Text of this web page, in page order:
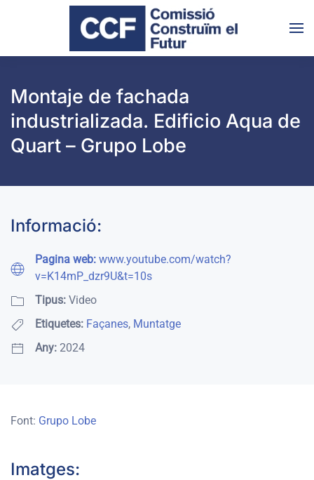
Skip to main content
Montaje de fachada
industrializada. Edificio Aqua de
Quart – Grupo Lobe
Informació:
Pagina web: www.youtube.com/watch?
v=K14mP_dzr9U&t=10s
Tipus: Video
Etiquetes: Façanes, Muntatge
Any: 2024
Font: Grupo Lobe
Imatges: